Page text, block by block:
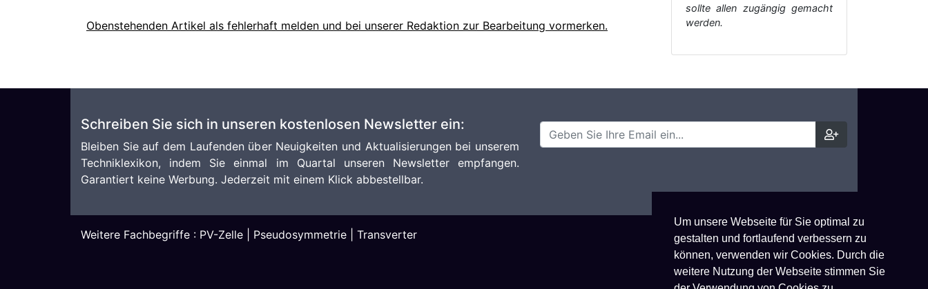
Um unsere Webseite für Sie optimal zu
gestalten und fortlaufend verbessern zu
können, verwenden wir Cookies. Durch die
weitere Nutzung der Webseite stimmen Sie
Obenstehenden Artikel als fehlerhaft melden und bei unserer Redaktion zur Bearbeitung vormerken.
sollte allen zugängig gemacht
werden.
Schreiben Sie sich in unseren kostenlosen Newsletter ein:
Bleiben Sie auf dem Laufenden über Neuigkeiten und Aktualisierungen bei unserem
Techniklexikon, indem Sie einmal im Quartal unseren Newsletter empfangen.
Garantiert keine Werbung. Jederzeit mit einem Klick abbestellbar.
Weitere Fachbegriffe : PV-Zelle Pseudosymmetrie Transverter